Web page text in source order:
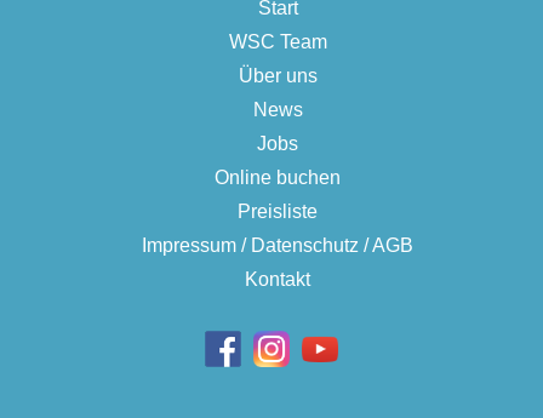
Start
WSC Team
Über uns
News
Jobs
Online buchen
Preisliste
Impressum / Datenschutz / AGB
Kontakt